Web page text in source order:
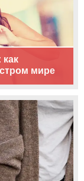
мире